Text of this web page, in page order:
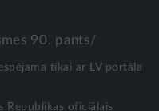
90. pants/
tikai ar LV portāla
Republikas oficiālais